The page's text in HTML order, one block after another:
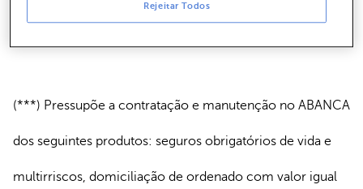
(***) Pressupõe a contratação e manutenção no ABANCA
dos seguintes produtos: seguros obrigatórios de vida e
multirriscos, domiciliação de ordenado com valor igual
Rejeitar Todos